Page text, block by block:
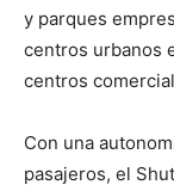
y parques
centros urbanos
centros
Con una
pasajeros, el